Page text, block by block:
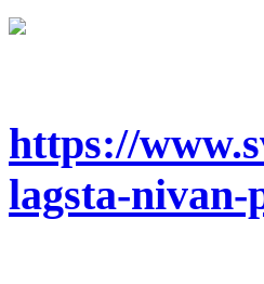
https://
lagsta-nivan-